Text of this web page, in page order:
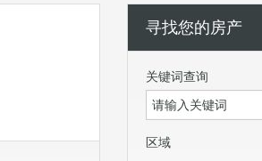
寻找您的房产
关键词查询
区域